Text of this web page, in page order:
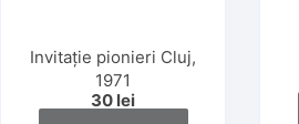
Invitație pionieri Cluj,
1971
30 lei